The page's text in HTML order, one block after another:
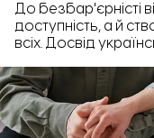
До безбар'єрністі
доступність, а й
всіх. Досвід
не потребують
на дискусійному
«Відбудова.